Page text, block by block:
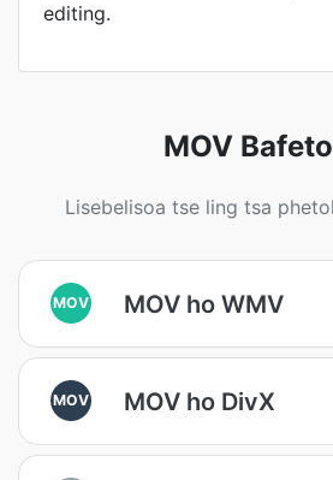
editing.
MOV
Lisebelisoa tse ling tsa
MOV MOV ho WMV
MOV MOV ho DivX